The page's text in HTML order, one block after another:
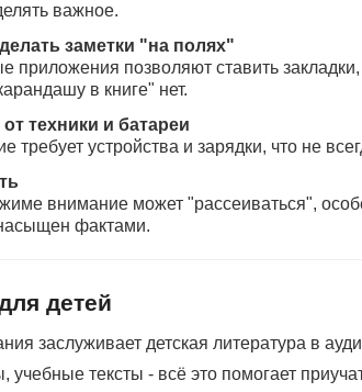
важное.
заметки "на полях"
приложения позволяют ставить
в книге" нет.
техники и батареи
требует устройства и зарядки, что не
внимание может "рассеиваться",
фактами.
детей
заслуживает детская литература в
учебные тексты - всё это помогает